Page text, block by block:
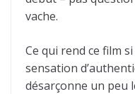
vache.
Ce qui rend ce film
sensation
désarçonne un peu